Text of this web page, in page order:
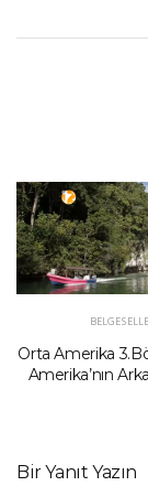
Orta Amerika
Amerika’nın
Bir Yanıt Yazın